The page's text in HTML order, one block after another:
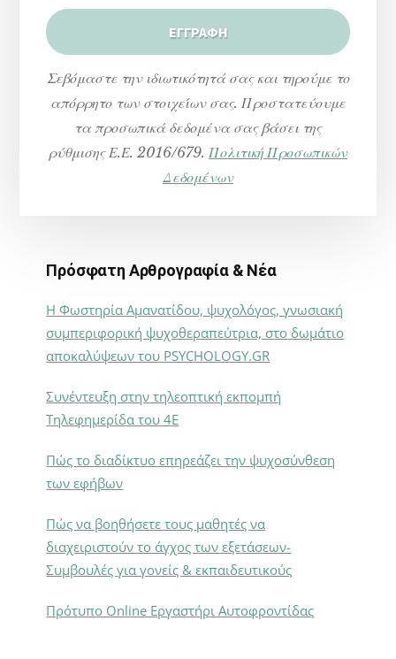
Σεβόμαστε την ιδιωτικότητά σας και τηρούμε το
απόρρητο των στοιχείων σας. Προστατεύουμε
τα προσωπικά δεδομένα σας βάσει της
ρύθμισης Ε.Ε. 2016/679. Πολιτική Προσωπικών
Δεδομένων
Πρόσφατη Αρθρογραφία & Νέα
Η Φωστηρία Αμανατίδου, ψυχολόγος, γνωσιακή
συμπεριφορική ψυχοθεραπεύτρια, στο δωμάτιο
αποκαλύψεων του PSYCHOLOGY.GR
Συνέντευξη στην τηλεοπτική εκπομπή
Τηλεφημερίδα του 4Ε
Πώς το διαδίκτυο επηρεάζει την ψυχοσύνθεση
των εφήβων
Πώς να βοηθήσετε τους μαθητές να
διαχειριστούν το άγχος των εξετάσεων-
Συμβουλές για γονείς & εκπαιδευτικούς
Πρότυπο Online Εργαστήρι Αυτοφροντίδας